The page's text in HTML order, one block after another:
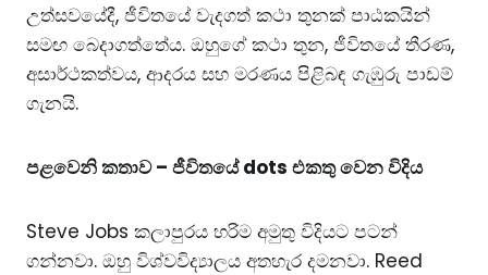
උත්සවයේදී, ජීවිතයේ වැදගත් කථා තුනක් පාඨකයින්
සමඟ බෙදාගත්තේය. ඔහුගේ කථා තුන, ජීවිතයේ තීරණ,
අසාර්ථකත්වය, ආදරය සහ මරණය පිළිබඳ ගැඹුරු පාඩම්
ගැනයි.
පළවෙනි කතාව – ජීවිතයේ dots එකතු වෙන විදිය
Steve Jobs කලාපුරය හරිම අමුතු විදියට පටන්
ගන්නවා. ඔහු විශ්වවිද්‍යාලය අතහැර දමනවා. Reed